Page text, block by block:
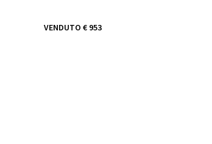
VENDUTO € 953